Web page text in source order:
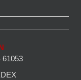
61053